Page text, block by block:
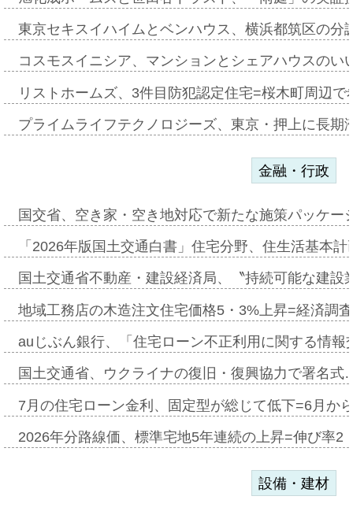
東京セキスイハイムとベンハウス、横浜都筑区の
コスモスイニシア、マンションとシェアハウスの
リストホームズ、3件目防犯認定住宅=桜木町周辺
プライムライフテクノロジーズ、東京・押上に長
金融・行政
国交省、空き家・空き地対応で新たな施策パッケ
「2026年版国土交通白書」住宅分野、住生活基本
国土交通省不動産・建設経済局、〝持続可能な建
地域工務店の木造注文住宅価格5・3%上昇=経済調
auじぶん銀行、「住宅ローン不正利用に関する情
国土交通省、ウクライナの復旧・復興協力で署名
7月の住宅ローン金利、固定型が総じて低下=6月か
2026年分路線価、標準宅地5年連続の上昇=伸び率
設備・建材